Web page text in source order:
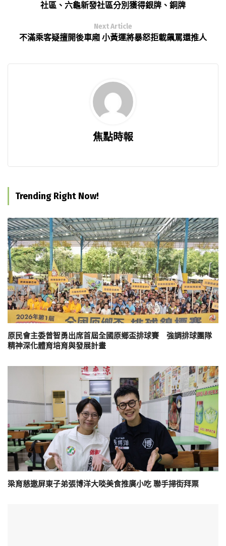
社區、六龜新發社區分別獲得銀牌、銅牌
Next Article
不滿乘客疑擅開後車廂 小黃運將暴怒拒載飆罵還推人
焦點時報
Trending Right Now!
原民會主委曾智勇出席首屆全國原鄉盃排球賽 強調排球團隊
精神深化體育培育與發展計畫
梁育慈邀屏東子弟張博洋大啖美食推廣小吃 聯手掃街拜票